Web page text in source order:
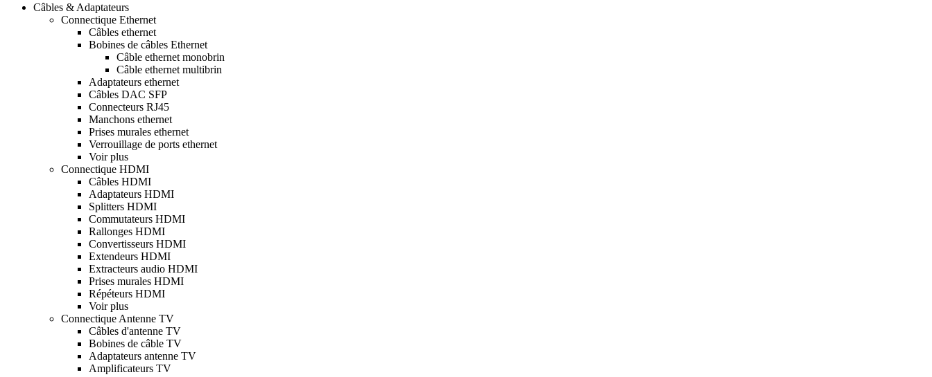
Câbles & Adaptateurs
Connectique Ethernet
Câbles ethernet
Bobines de câbles Ethernet
Câble ethernet monobrin
Câble ethernet multibrin
Adaptateurs ethernet
Câbles DAC SFP
Connecteurs RJ45
Manchons ethernet
Prises murales ethernet
Verrouillage de ports ethernet
Voir plus
Connectique HDMI
Câbles HDMI
Adaptateurs HDMI
Splitters HDMI
Commutateurs HDMI
Rallonges HDMI
Convertisseurs HDMI
Extendeurs HDMI
Extracteurs audio HDMI
Prises murales HDMI
Répéteurs HDMI
Voir plus
Connectique Antenne TV
Câbles d'antenne TV
Bobines de câble TV
Adaptateurs antenne TV
Amplificateurs TV